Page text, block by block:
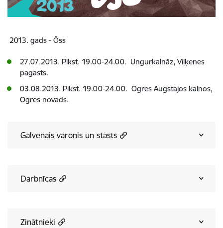
2013. gads - Ōss
27.07.2013. Plkst. 19.00-24.00. Ungurkalnāz, Viļķenes
pagasts.
03.08.2013. Plkst. 19.00-24.00. Ogres Augstajos kalnos,
Ogres novads.
Galvenais varonis un stāsts
Darbnīcas
Zinātnieki